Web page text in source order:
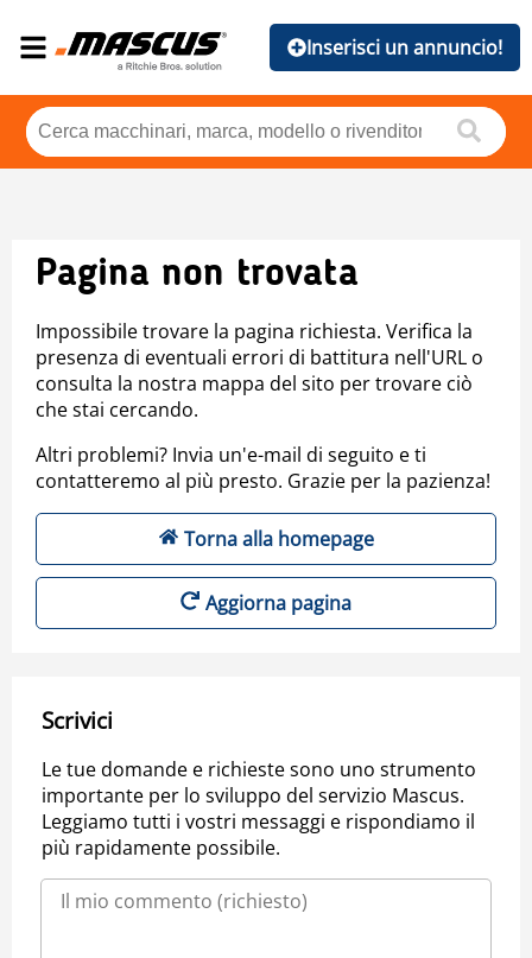
Inserisci un annuncio!
Pagina non trovata
Impossibile trovare la pagina richiesta. Verifica la
presenza di eventuali errori di battitura nell'URL o
consulta la nostra mappa del sito per trovare ciò
che stai cercando.
Altri problemi? Invia un'e-mail di seguito e ti
contatteremo al più presto. Grazie per la pazienza!
Torna alla homepage
Aggiorna pagina
Scrivici
Le tue domande e richieste sono uno strumento
importante per lo sviluppo del servizio Mascus.
Leggiamo tutti i vostri messaggi e rispondiamo il
più rapidamente possibile.